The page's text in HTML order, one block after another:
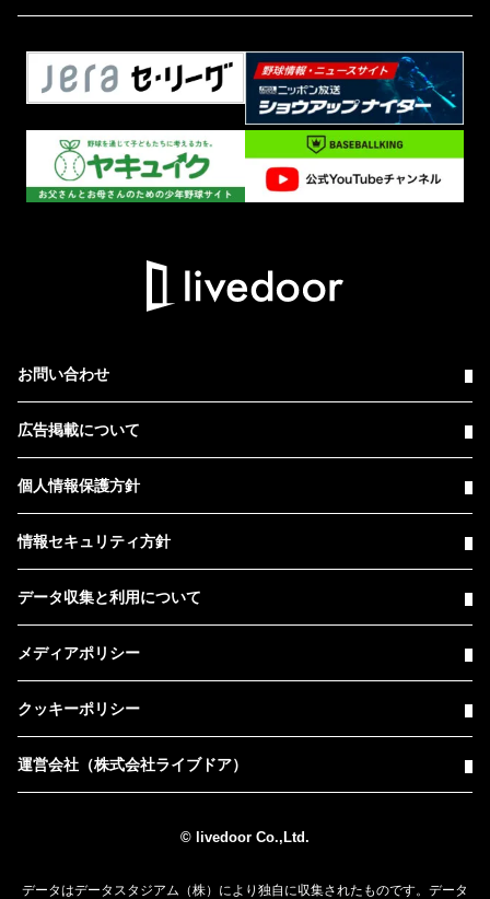
お問い合わせ
広告掲載について
個人情報保護方針
情報セキュリティ方針
データ収集と利用について
メディアポリシー
クッキーポリシー
運営会社（株式会社ライブドア）
© livedoor Co.,Ltd.
データはデータスタジアム（株）により独自に収集されたものです。データ